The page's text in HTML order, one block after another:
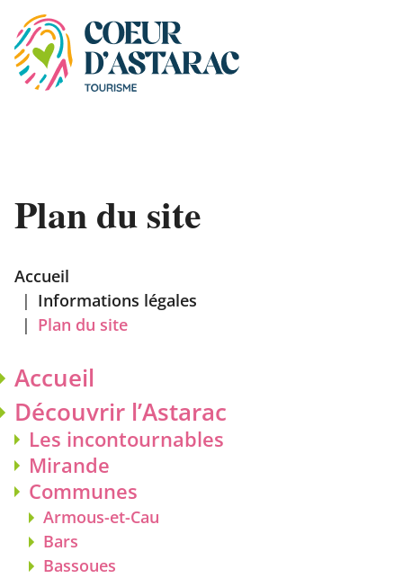
Panneau de gestion des cookies
Accueil
| Informations légales
| Plan du site
Plan du site
Accueil
Découvrir l’Astarac
Les incontournables
Mirande
Communes
Armous-et-Cau
Bars
Bassoues